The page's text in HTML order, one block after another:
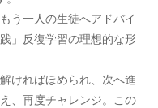
う一人の生徒へアドバイ
」反復学習の理想的な形
ければほめられ、次へ進
、再度チャレンジ。この